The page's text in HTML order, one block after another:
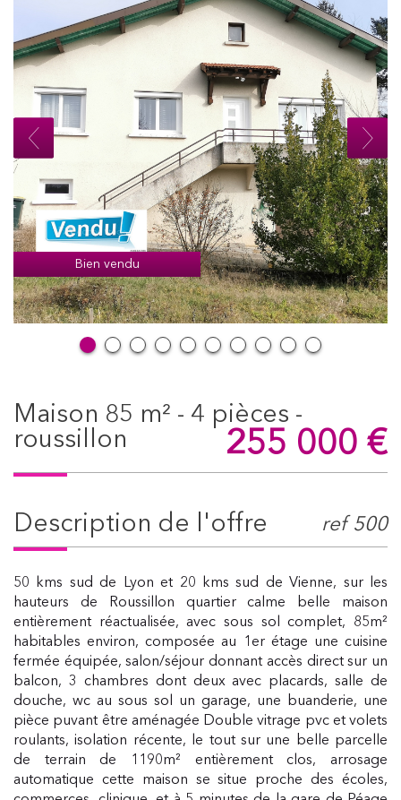
Bien vendu
maison 85 m² - 4 pièces -
roussillon
255 000 €
description de l'offre ref 500
50 kms sud de Lyon et 20 kms sud de Vienne, sur les
hauteurs de Roussillon quartier calme belle maison
entièrement réactualisée, avec sous sol complet, 85m²
habitables environ, composée au 1er étage une cuisine
fermée équipée, salon/séjour donnant accès direct sur un
balcon, 3 chambres dont deux avec placards, salle de
douche, wc au sous sol un garage, une buanderie, une
pièce puvant être aménagée Double vitrage pvc et volets
roulants, isolation récente, le tout sur une belle parcelle
de terrain de 1190m² entièrement clos, arrosage
automatique cette maison se situe proche des écoles,